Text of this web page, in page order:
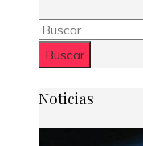
Buscar:
Noticias